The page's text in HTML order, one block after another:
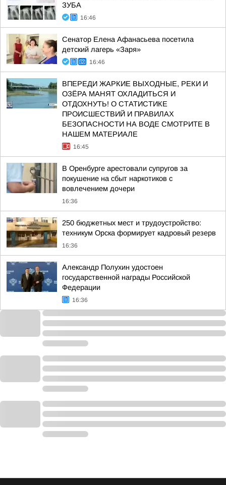
ЗУБА
16:46
Сенатор Елена Афанасьева посетила
детский лагерь «Заря»
16:46
ВПЕРЕДИ ЖАРКИЕ ВЫХОДНЫЕ, РЕКИ И
ОЗЁРА МАНЯТ ОХЛАДИТЬСЯ И
ОТДОХНУТЬ! О СТАТИСТИКЕ
ПРОИСШЕСТВИЙ И ПРАВИЛАХ
БЕЗОПАСНОСТИ НА ВОДЕ СМОТРИТЕ В
НАШЕМ МАТЕРИАЛЕ
16:45
В Оренбурге арестовали супругов за
покушение на сбыт наркотиков с
вовлечением дочери
16:36
250 бюджетных мест и трудоустройство:
техникум Орска формирует кадровый резерв
16:36
Александр Полухин удостоен
государственной награды Российской
Федерации
16:36